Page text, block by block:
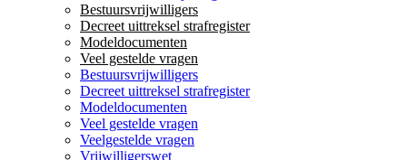
Bestuursvrijwilligers
Decreet uittreksel strafregister
Modeldocumenten
Veel gestelde vragen
Bestuursvrijwilligers
Decreet uittreksel strafregister
Modeldocumenten
Veel gestelde vragen
Veelgestelde vragen
Vrijwilligerswet